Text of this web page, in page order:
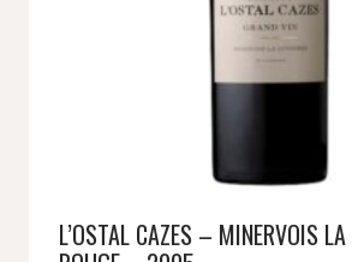
L’OSTAL CAZES – MINERVOIS